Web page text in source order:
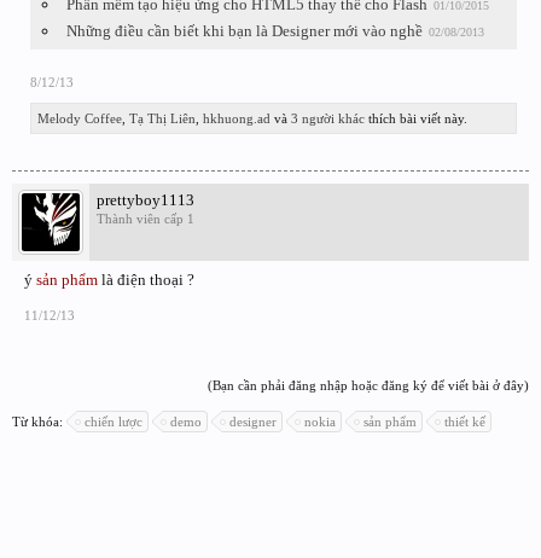
Phần mềm tạo hiệu ứng cho HTML5 thay thế cho Flash 01/10/2015
Những điều cần biết khi bạn là Designer mới vào nghề 02/08/2013
8/12/13
Melody Coffee Tạ Thị Liên hkhuong.ad và 3 người khác thích bài viết này.
prettyboy1113
Thành viên cấp 1
ý sản phẩm là điện thoại ?
11/12/13
(Bạn cần phải đăng nhập hoặc đăng ký để viết bài ở đây)
Từ khóa: chiến lược demo designer nokia sản phẩm thiết kế